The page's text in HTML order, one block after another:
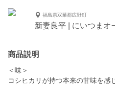
福島県双葉郡広野町
新妻良平 | にいつまオ
商品説明
＜味＞
コシヒカリが持つ本来の甘味を感